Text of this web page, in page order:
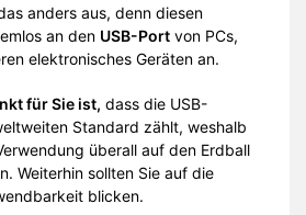
anders aus, denn diesen
an den USB-Port von PCs,
elektronisches Geräten an.
für Sie ist, dass die USB-
Standard zählt, weshalb
überall auf den Erdball
Weiterhin sollten Sie auf die
blicken.